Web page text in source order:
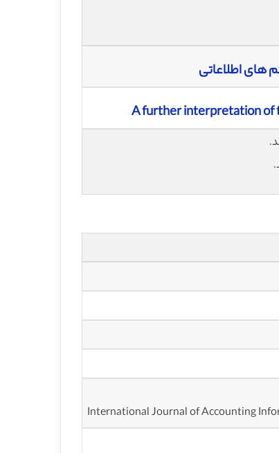
های اطلاعاتی
A further interpretation of
International Journal of Accounting